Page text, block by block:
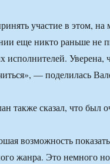
участие в этом,
еще никто раньше не
исполнителей. Уверена,
— поделилась
также сказал, что был
возможность
жанра. Это немного